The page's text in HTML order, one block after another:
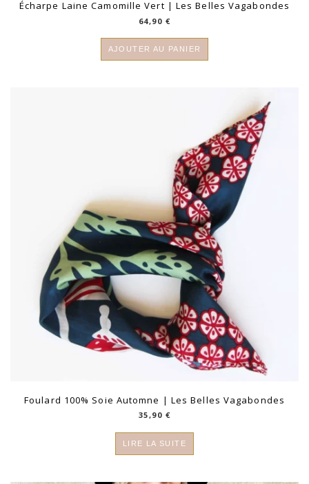
Écharpe Laine Camomille Vert | Les Belles Vagabondes
64,90 €
AJOUTER AU PANIER
Foulard 100% Soie Automne | Les Belles Vagabondes
35,90 €
LIRE LA SUITE